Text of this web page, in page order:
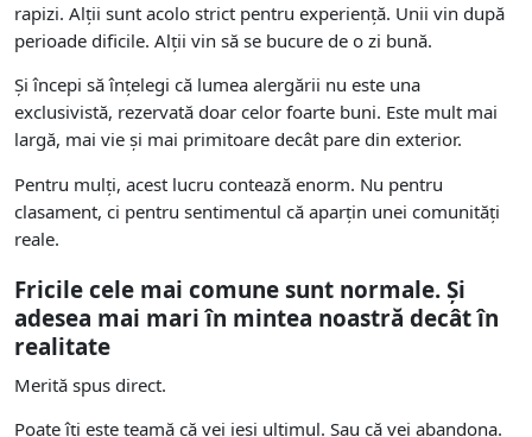
rapizi. Alții sunt acolo strict pentru experiență. Unii vin după
perioade dificile. Alții vin să se bucure de o zi bună.
Și începi să înțelegi că lumea alergării nu este una
exclusivistă, rezervată doar celor foarte buni. Este mult mai
largă, mai vie și mai primitoare decât pare din exterior.
Pentru mulți, acest lucru contează enorm. Nu pentru
clasament, ci pentru sentimentul că aparțin unei comunități
reale.
Fricile cele mai comune sunt normale. Și
adesea mai mari în mintea noastră decât în
realitate
Merită spus direct.
Poate îți este teamă că vei ieși ultimul. Sau că vei abandona.